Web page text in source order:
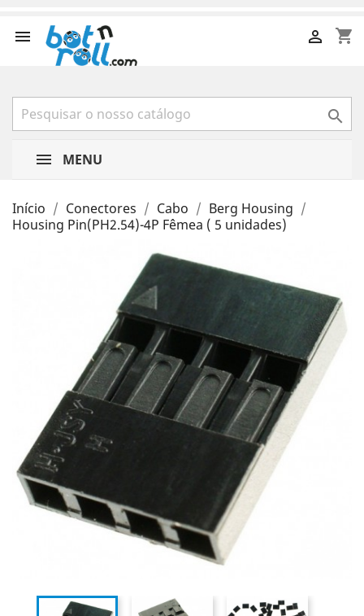
 shopping_cart


MENU
Início Conectores Cabo
Berg Housing
Housing Pin(PH2.54)-4P Fêmea ( 5 unidades)